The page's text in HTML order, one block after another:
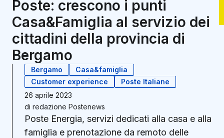
Poste: crescono i punti
Casa&Famiglia al servizio dei
cittadini della provincia di
Bergamo
Bergamo
Casa&famiglia
Customer experience
Poste Italiane
26 aprile 2023
di redazione Postenews
Poste Energia, servizi dedicati alla casa e alla
famiglia e prenotazione da remoto delle